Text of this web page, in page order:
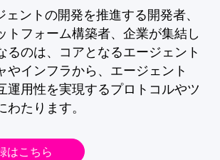
ントの開発を推進する開発者、
トフォーム構築者、企業が集結し
るのは、コアとなるエージェント
やインフラから、エージェント
運用性を実現するプロトコルやツ
たります。
はこちら